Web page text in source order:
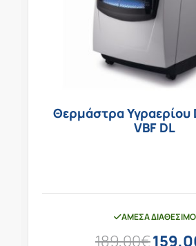
Θερμάστρα Υγραερίου
VBF DL
ΆΜΕΣΑ ΔΙΑΘΈΣΙΜΟ
189,00€